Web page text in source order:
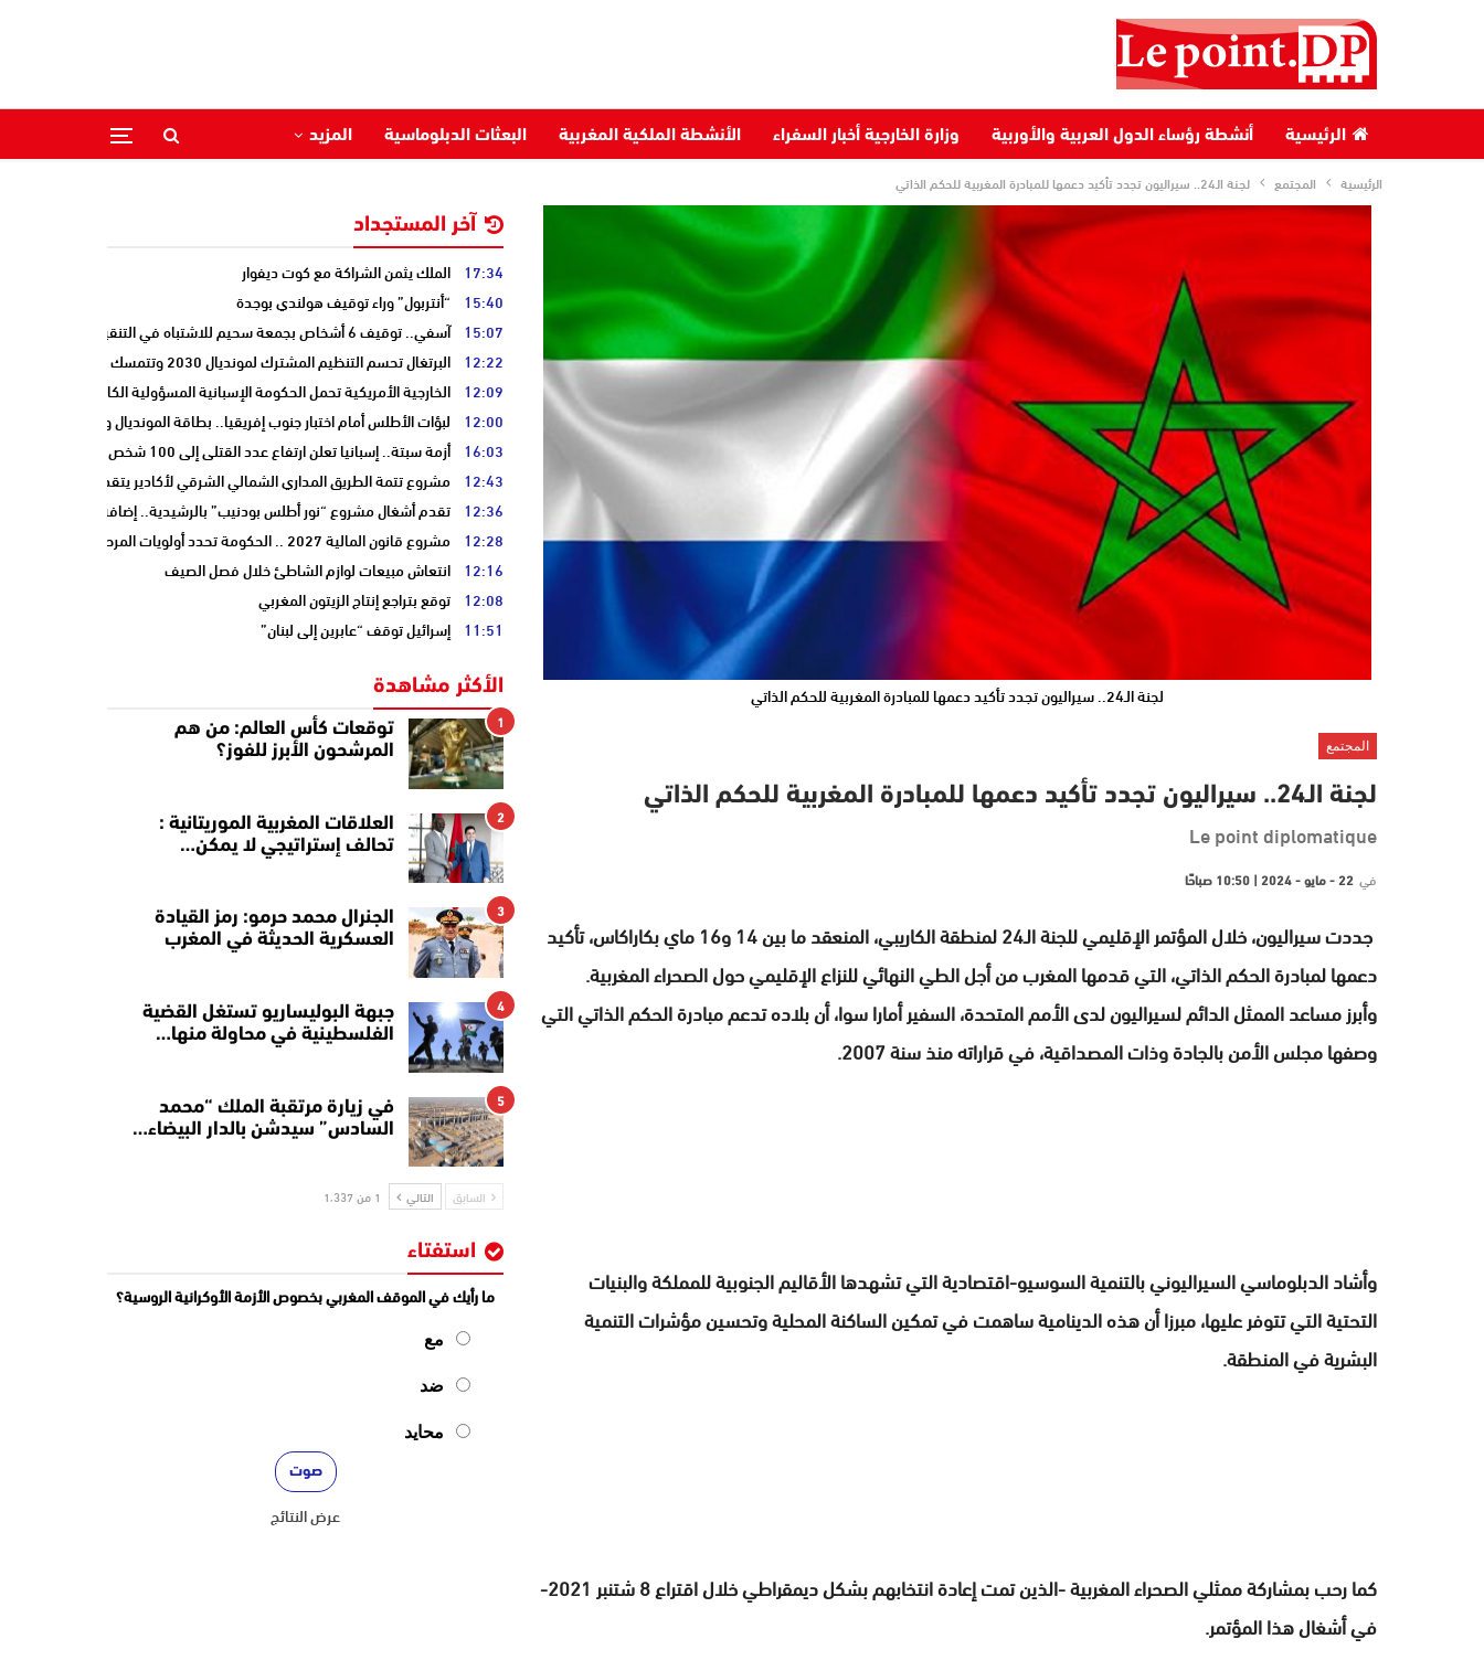
الرئيسية أنشطة رؤساء الدول العربية والأوربية وزارة الخارجية أخبار السفراء الأنشطة الملكية المغربية البعثات الدبلوماسية المزيد
الرئيسية المجتمع لجنة الـ24.. سيراليون تجدد تأكيد دعمها للمبادرة المغربية للحكم الذاتي
لجنة الـ24.. سيراليون تجدد تأكيد دعمها للمبادرة المغربية للحكم الذاتي
المجتمع
لجنة الـ24.. سيراليون تجدد تأكيد دعمها للمبادرة المغربية للحكم الذاتي
Le point diplomatique
في 22 - مايو - 2024 | 10:50 صباحًا
جددت سيراليون، خلال المؤتمر الإقليمي للجنة الـ24 لمنطقة الكاريبي، المنعقد ما بين 14 و16 ماي بكاراكاس، تأكيد
دعمها لمبادرة الحكم الذاتي، التي قدمها المغرب من أجل الطي النهائي للنزاع الإقليمي حول الصحراء المغربية.
وأبرز مساعد الممثل الدائم لسيراليون لدى الأمم المتحدة، السفير أمارا سوا، أن بلاده تدعم مبادرة الحكم الذاتي التي
وصفها مجلس الأمن بالجادة وذات المصداقية، في قراراته منذ سنة 2007.
وأشاد الدبلوماسي السيراليوني بالتنمية السوسيو-اقتصادية التي تشهدها الأقاليم الجنوبية للمملكة والبنيات
التحتية التي تتوفر عليها، مبرزا أن هذه الدينامية ساهمت في تمكين الساكنة المحلية وتحسين مؤشرات التنمية
البشرية في المنطقة.
كما رحب بمشاركة ممثلي الصحراء المغربية -الذين تمت إعادة انتخابهم بشكل ديمقراطي خلال اقتراع 8 شتنبر 2021-
في أشغال هذا المؤتمر.
آخر المستجداد
17:34 الملك يثمن الشراكة مع كوت ديفوار
15:40 “أنتربول” وراء توقيف هولندي بوجدة
15:07 آسفي.. توقيف 6 أشخاص بجمعة سحيم للاشتباه في التنقيب عن الكنوز .
12:22 البرتغال تحسم التنظيم المشترك لمونديال 2030 وتتمسك بالشراكة مع المغرب وإسبانيا
12:09 الخارجية الأمريكية تحمل الحكومة الإسبانية المسؤولية الكاملة عن أزمة سبتة
12:00 لبؤات الأطلس أمام اختبار جنوب إفريقيا.. بطاقة المونديال ونصف النهائي
16:03 أزمة سبتة.. إسبانيا تعلن ارتفاع عدد القتلى إلى 100 شخص
12:43 مشروع تتمة الطريق المداري الشمالي الشرقي لأكادير يتقدم نحو مرحلة
12:36 تقدم أشغال مشروع “نور أطلس بودنيب” بالرشيدية.. إضافة 33 ميغاوات إلى الشبكة الوطنية
12:28 مشروع قانون المالية 2027 .. الحكومة تحدد أولويات المرحلة المقبلة
12:16 انتعاش مبيعات لوازم الشاطئ خلال فصل الصيف
12:08 توقع بتراجع إنتاج الزيتون المغربي
11:51 إسرائيل توقف “عابرين إلى لبنان”
الأكثر مشاهدة
1
توقعات كأس العالم: من هم
المرشحون الأبرز للفوز؟
2
العلاقات المغربية الموريتانية :
تحالف إستراتيجي لا يمكن…
3
الجنرال محمد حرمو: رمز القيادة
العسكرية الحديثة في المغرب
4
جبهة البوليساريو تستغل القضية
الفلسطينية في محاولة منها…
5
في زيارة مرتقبة الملك “محمد
السادس” سيدشن بالدار البيضاء…
السابق التالي 1 من 1٬337
استفتاء
ما رأيك في الموقف المغربي بخصوص الأزمة الأوكرانية الروسية؟
مع
ضد
محايد
عرض النتائج